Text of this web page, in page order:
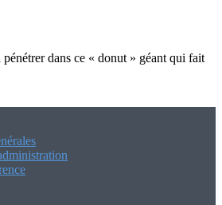
dans ce « donut » géant qui fait